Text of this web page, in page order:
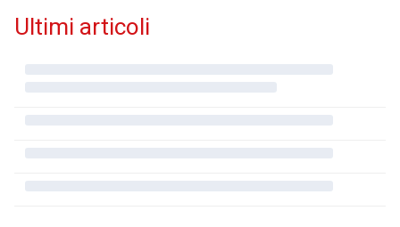
Ultimi articoli